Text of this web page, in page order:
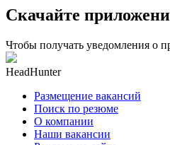
Скачайте
Чтобы получать уведомления о
HeadHunter
Размещение вакансий
Поиск по резюме
О компании
Наши вакансии